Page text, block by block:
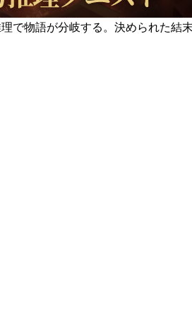
物語が分岐する。決められた結